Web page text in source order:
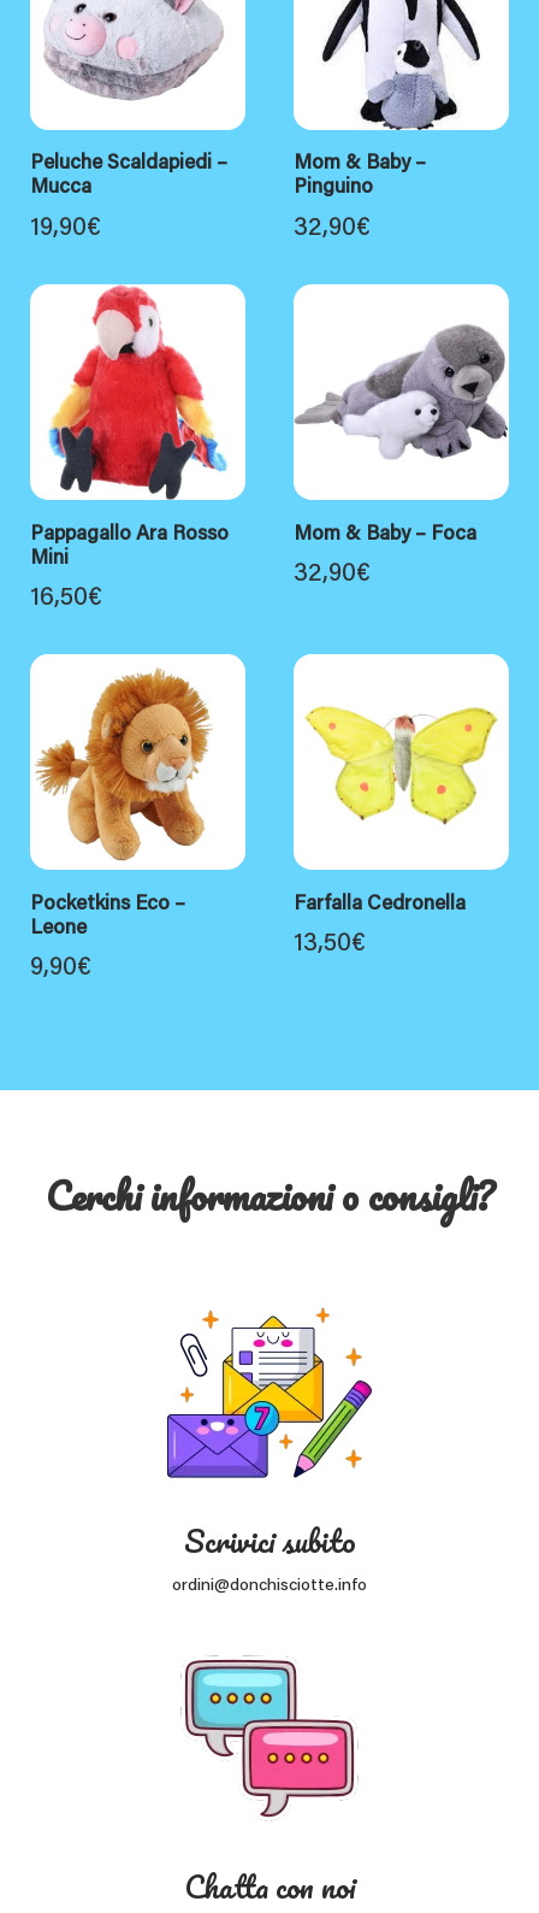
Peluche Scaldapiedi –
Mucca
19,90€
Mom & Baby –
Pinguino
32,90€
Pappagallo Ara Rosso
Mini
16,50€
Mom & Baby – Foca
32,90€
Pocketkins Eco –
Leone
9,90€
Farfalla Cedronella
13,50€
Cerchi informazioni o consigli?
Scrivici subito
ordini@donchisciotte.info
Chatta con noi